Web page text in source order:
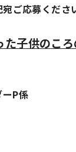
ご応募くださ
た子供のこ
P係